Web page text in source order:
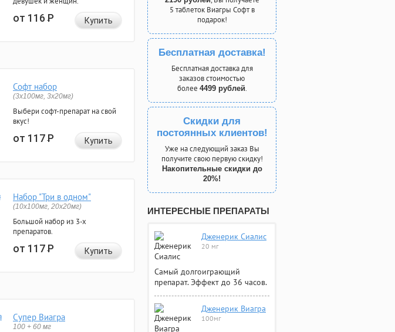
от 116Р Купить
Софт набор
(3x100мг, 3x20мг)
Выбери софт-препарат на свой
вкус!
от 117Р Купить
Набор "Три в одном"
(10x100мг, 20x20мг)
Большой набор из 3-х
препаратов.
от 117Р Купить
Супер Виагра
100 + 60 мг
5 таблеток Виагры Софт в
подарок!
Бесплатная доставка!
Бесплатная доставка для
заказов стоимостью
более 4499 рублей.
Скидки для
постоянных клиентов!
Уже на следующий заказ Вы
получите свою первую скидку!
Накопительные скидки до
20%!
ИНТЕРЕСНЫЕ ПРЕПАРАТЫ
Дженерик Сиалис
20 мг
Самый долгоиграющий
препарат. Эффект до 36 часов.
Дженерик Виагра
100мг